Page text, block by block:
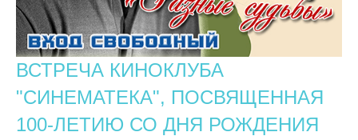
ВСТРЕЧА КИНОКЛУБА
"СИНЕМАТЕКА", ПОСВЯЩЕННАЯ
100-ЛЕТИЮ СО ДНЯ РОЖДЕНИЯ